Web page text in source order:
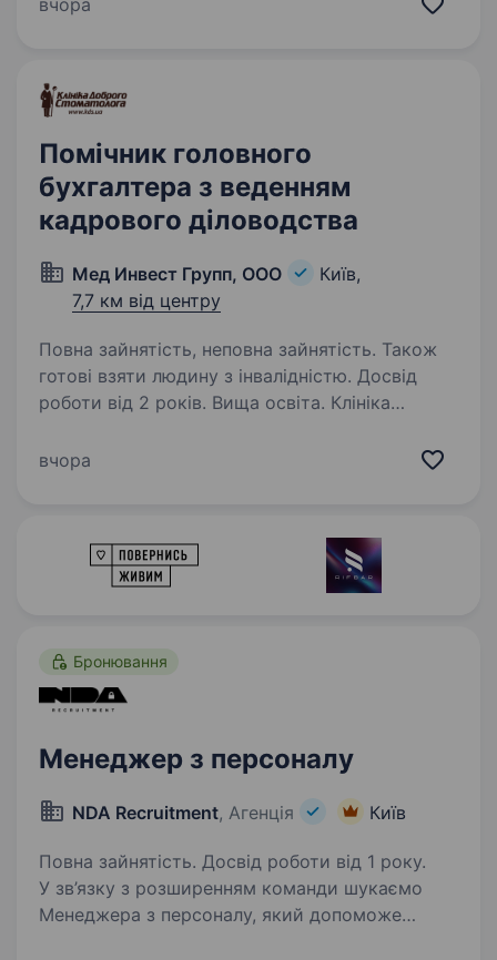
вчора
Помічник головного
бухгалтера з веденням
кадрового діловодства
Мед Инвест Групп, ООО
Київ,
7,7 км від центру
Повна зайнятість, неповна зайнятість. Також
готові взяти людину з інвалідністю. Досвід
роботи від 2 років. Вища освіта. Клініка
команди помічника головного бухгалтера
освіта (юридична буде перевагою); досвід…
вчора
Бронювання
Менеджер з персоналу
NDA Recruitment, Агенція Київ
Повна зайнятість. Досвід роботи від 1 року.
У зв’язку з розширенням команди шукаємо
Менеджера з персоналу, який допоможе